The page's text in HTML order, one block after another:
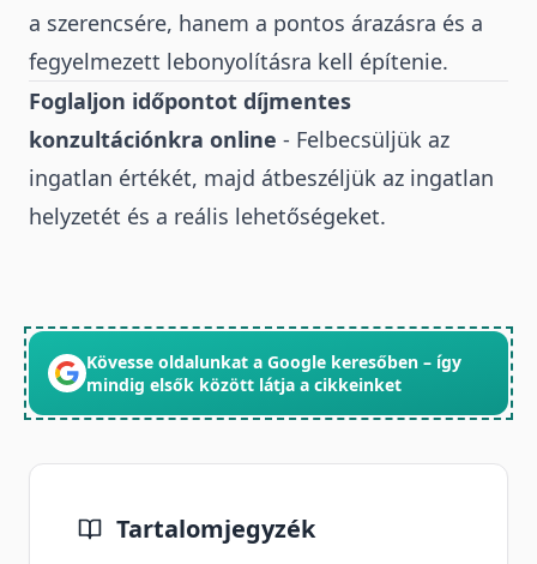
a szerencsére, hanem a pontos árazásra és a
fegyelmezett lebonyolításra kell építenie.
Foglaljon időpontot díjmentes
konzultációnkra online - Felbecsüljük az
ingatlan értékét, majd átbeszéljük az ingatlan
helyzetét és a reális lehetőségeket.
Kövesse oldalunkat a Google keresőben – így
mindig elsők között látja a cikkeinket
Tartalomjegyzék